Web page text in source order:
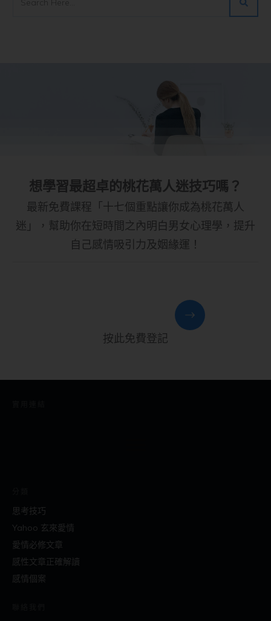
想學習最超卓的桃花萬人迷技巧嗎？
最新免費課程「十七個重點讓你成為桃花萬人
迷」，幫助你在短時間之內明白男女心理學，提升
自己感情吸引力及姻緣運！
按此免費登記
思考技巧
Yahoo 玄來愛情
愛情必修文章
感性文章正確解讀
感情個案